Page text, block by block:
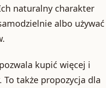
naturalny charakter
albo używać
kupić więcej i
także propozycja dla